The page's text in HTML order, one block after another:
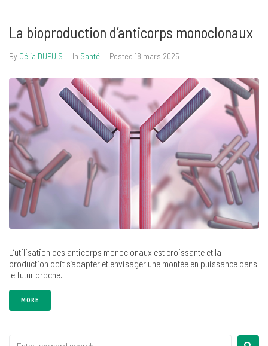
La bioproduction d’anticorps monoclonaux
By Célia DUPUIS In Santé Posted 18 mars 2025
L’utilisation des anticorps monoclonaux est croissante et la
production doit s’adapter et envisager une montée en puissance dans
le futur proche.
MORE